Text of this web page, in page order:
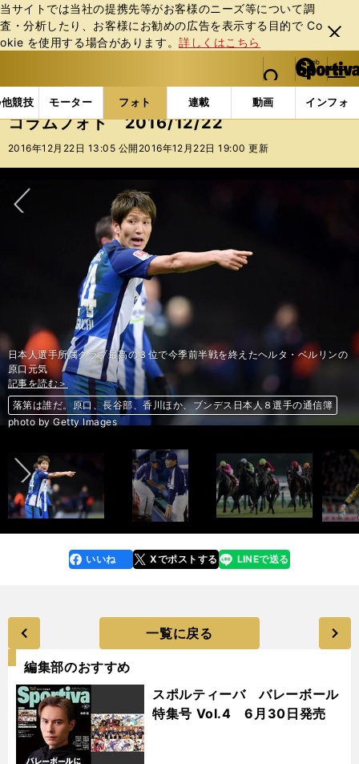
当サイトでは当社の提携先等がお客様のニーズ等について調
査・分析したり、お客様にお勧めの広告を表⽰する⽬的で Co
okie を使⽤する場合があります。詳しくはこちら
閉じ
る
web Sportiva (webスポルティーバ)
検索
マイペ
ー
ジ
メニュ
競技 モーター フォト 連載 動画 インフォ
b
ス
ポ
ル
ー
バ
フォトギャラリー コラムフォト コラムフォト
コラムフォト 2016/12/22
2016年12月22日 13:05 公開 2016年12月22日 19:00 更新
日本人選手所属クラブ最高の３位で今季前半戦を終えたヘルタ・ベルリンの
原口元気
記事を読む＞
落第は誰だ。原口、長谷部、香川ほか、ブンデス日本人８選手の通信簿
photo by Getty Images
記事を読む＞
戦力外→打撃投手の久本祐一が語る「落合GMから直電」の深い意味
記事を読む＞
天国のオーナーと母がひと押し！ゴールドアクターが有馬記念連覇へ
記事を読む＞
規格外の17歳。ミランGK・ドンナルンマが、メガクラブに狙われる
記事を読む＞
【木村和久連載】ゴルフができる、それ自体が幸せなことを思い知る
記事を読む＞
戦力外→打撃投手の久本祐一が語る「落合GMから直電」の深い意味
前へ
faceboo
k
いいね Xでポストする
line LINEで送る
一覧に戻る
編集部のおすすめ
スポルティーバ バレーボール
特集号 Vol.4 6月30日発売